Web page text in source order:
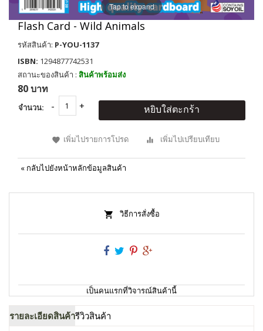
Tap to expand
Flash Card - Wild Animals
รหัสสินค้า: P-YOU-1137
ISBN: 1294877742531
สถานะของสินค้า : สินค้าพร้อมส่ง
80 บาท
จำนวน: หยิบใส่ตะกร้า
เพิ่มไปรายการโปรด เพิ่มไปเปรียบเทียบ
« กลับไปยังหน้าหลักข้อมูลสินค้า
วิธีการสั่งซื้อ
เป็นคนแรกที่วิจารณ์สินค้านี้
รายละเอียดสินค้ารีวิวสินค้า